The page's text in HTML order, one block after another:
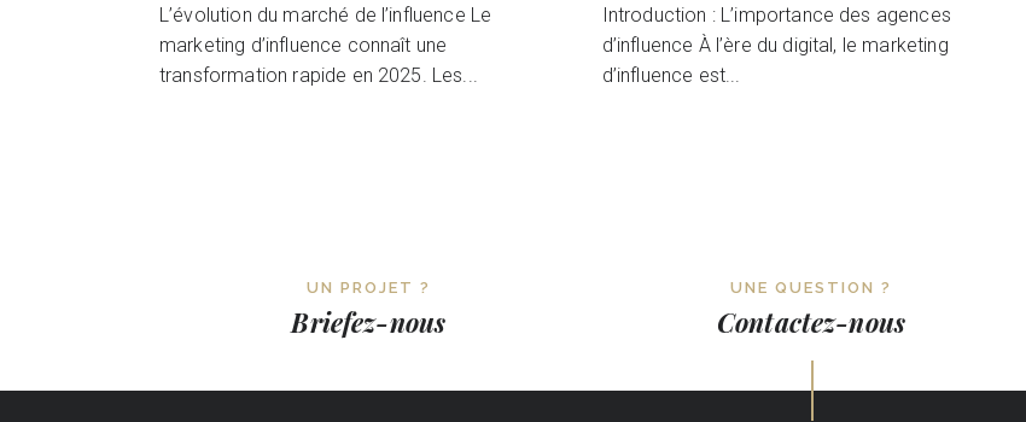
L’évolution du marché de l’influence Le
marketing d’influence connaît une
transformation rapide en 2025. Les...
Introduction : L’importance des agences
d’influence À l’ère du digital, le marketing
d’influence est...
UN PROJET ?
Briefez-nous
UNE QUESTION ?
Contactez-nous